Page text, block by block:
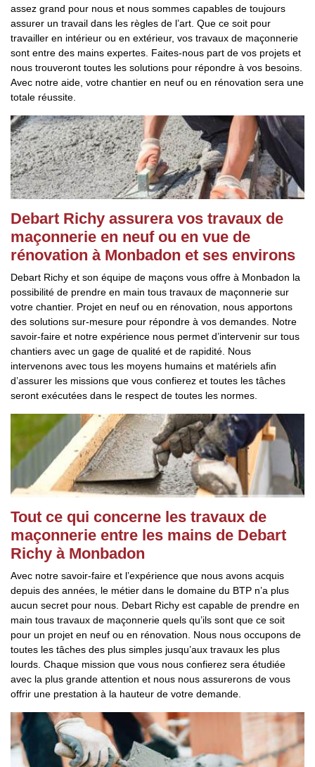
assez grand pour nous et nous sommes capables de toujours
assurer un travail dans les règles de l’art. Que ce soit pour
travailler en intérieur ou en extérieur, vos travaux de maçonnerie
sont entre des mains expertes. Faites-nous part de vos projets et
nous trouveront toutes les solutions pour répondre à vos besoins.
Avec notre aide, votre chantier en neuf ou en rénovation sera une
totale réussite.
Debart Richy assurera vos travaux de
maçonnerie en neuf ou en vue de
rénovation à Monbadon et ses environs
Debart Richy et son équipe de maçons vous offre à Monbadon la
possibilité de prendre en main tous travaux de maçonnerie sur
votre chantier. Projet en neuf ou en rénovation, nous apportons
des solutions sur-mesure pour répondre à vos demandes. Notre
savoir-faire et notre expérience nous permet d’intervenir sur tous
chantiers avec un gage de qualité et de rapidité. Nous
intervenons avec tous les moyens humains et matériels afin
d’assurer les missions que vous confierez et toutes les tâches
seront exécutées dans le respect de toutes les normes.
Tout ce qui concerne les travaux de
maçonnerie entre les mains de Debart
Richy à Monbadon
Avec notre savoir-faire et l’expérience que nous avons acquis
depuis des années, le métier dans le domaine du BTP n’a plus
aucun secret pour nous. Debart Richy est capable de prendre en
main tous travaux de maçonnerie quels qu’ils sont que ce soit
pour un projet en neuf ou en rénovation. Nous nous occupons de
toutes les tâches des plus simples jusqu’aux travaux les plus
lourds. Chaque mission que vous nous confierez sera étudiée
avec la plus grande attention et nous nous assurerons de vous
offrir une prestation à la hauteur de votre demande.